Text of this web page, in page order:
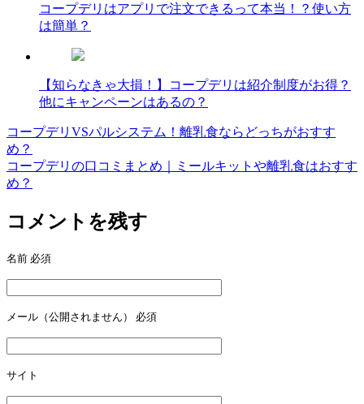
コープデリはアプリで注文できるって本当！？使い方
は簡単？
【知らなきゃ大損！】コープデリは紹介制度がお得？
他にキャンペーンはあるの？
投
稿
ナ
ビ
ー
シ
ョ
ン
コープデリVSパルシステム！離乳食ならどっちがおすす
め？
コープデリの口コミまとめ｜ミールキットや離乳食はおすす
め？
コメントを残す
名前 必須
メール（公開されません） 必須
サイト